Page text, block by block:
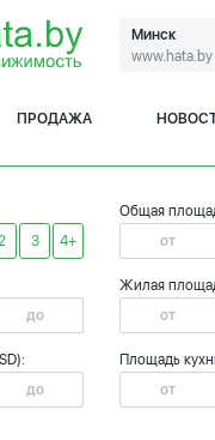
Минск
www.hata.by
ПРОДАЖА
3 4+
Общая
Жилая
Площадь